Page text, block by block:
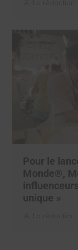
Pour le
Monde®,
unique »